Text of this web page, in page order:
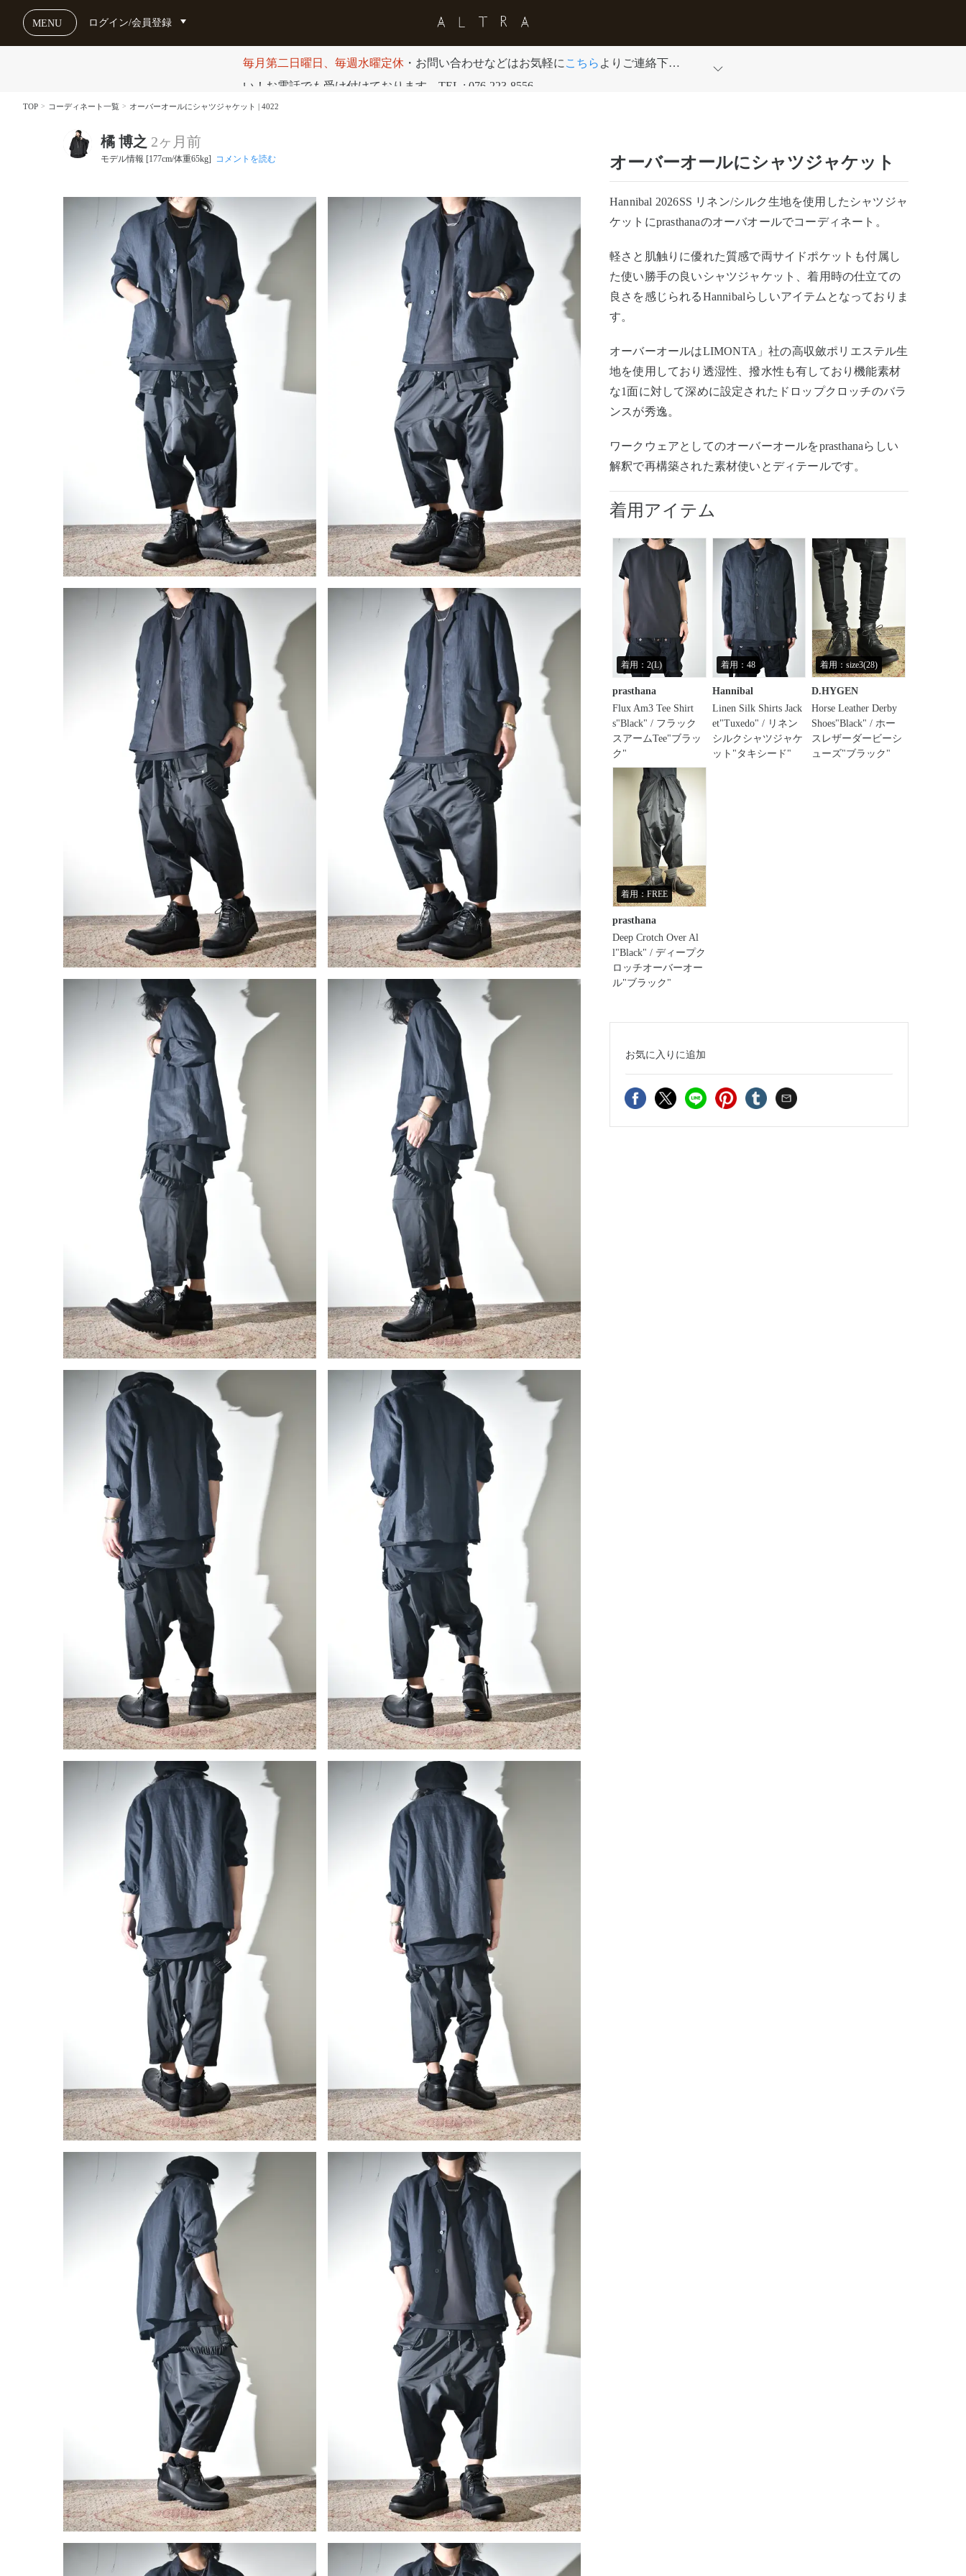
MENU ログイン/会員登録
毎月第二日曜日、毎週水曜定休 ・お問い合わせなどはお気軽に こちら よりご連絡下さ
い！お電話でも受け付けております。TEL : 076-223-8556
TOP コーディネート一覧 オーバーオールにシャツジャケット | 4022
橘 博之 2ヶ月前
モデル情報 [177cm/体重65kg] コメントを読む オーバーオールにシャツジャケット
Hannibal 2026SS リネン/シルク生地を使用したシャツジャ
ケットにprasthanaのオーバオールでコーディネート。
軽さと肌触りに優れた質感で両サイドポケットも付属し
た使い勝手の良いシャツジャケット、着用時の仕立ての
良さを感じられるHannibalらしいアイテムとなっておりま
す。
オーバーオールはLIMONTA」社の高収斂ポリエステル生
地を使用しており透湿性、撥水性も有しており機能素材
な1面に対して深めに設定されたドロップクロッチのバラ
ンスが秀逸。
ワークウェアとしてのオーバーオールをprasthanaらしい
解釈で再構築された素材使いとディテールです。
着用アイテム
着用：2(L)
prasthana
Flux Am3 Tee Shirt
s"Black" / フラック
スアームTee"ブラッ
ク"
着用：48
Hannibal
Linen Silk Shirts Jack
et"Tuxedo" / リネン
シルクシャツジャケ
ット"タキシード"
着用：size3(28)
D.HYGEN
Horse Leather Derby
Shoes"Black" / ホー
スレザーダービーシ
ューズ"ブラック"
着用：FREE
prasthana
Deep Crotch Over Al
l"Black" / ディープク
ロッチオーバーオー
ル"ブラック"
お気に入り に追加